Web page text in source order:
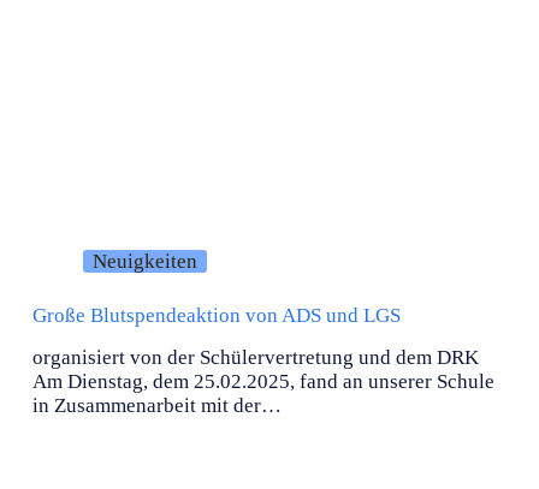
Neuigkeiten
Große Blutspendeaktion von ADS und LGS
organisiert von der Schülervertretung und dem DRK
Am Dienstag, dem 25.02.2025, fand an unserer Schule
in Zusammenarbeit mit der…